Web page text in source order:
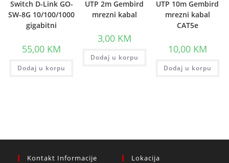
Switch D-Link GO-
SW-8G 10/100/1000
gigabitni
55,00 KM
Dodaj u korpu
UTP 2m Gembird
mrezni kabal
3,00 KM
Dodaj u korpu
UTP 10m Gembird
mrezni kabal
CAT5e
10,00 KM
Dodaj u korpu
Kontakt Informacije Lokacija